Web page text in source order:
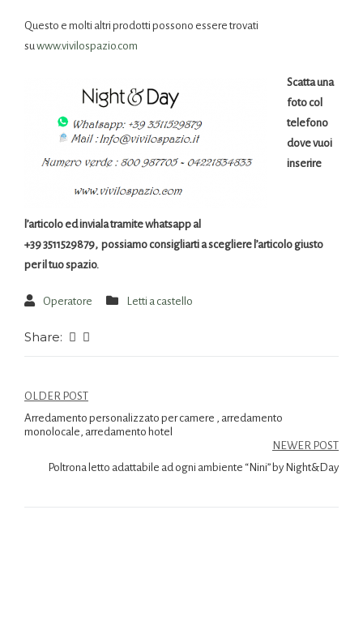
Questo e molti altri prodotti possono essere trovati
suwww.vivilospazio.com
Scatta una
foto col
telefono
dove vuoi
inserire
l’articolo ed inviala tramite whatsapp al
+39 3511529879, possiamo consigliarti a scegliere l’articolo giusto
per il tuo spazio.
Operatore Letti a castello
Share:
OLDER POST
Arredamento personalizzato per camere , arredamento
monolocale, arredamento hotel
NEWER POST
Poltrona letto adattabile ad ogni ambiente “Nini” by Night&Day